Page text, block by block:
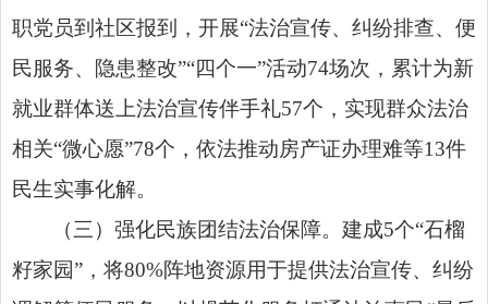
职党员到社区报到，开展“法治宣传、纠纷排查、便
民服务、隐患整改”“四个一”活动74场次，累计为新
就业群体送上法治宣传伴手礼57个，实现群众法治
相关“微心愿”78个，依法推动房产证办理难等13件
民生实事化解。
（三）强化民族团结法治保障。建成5个“石榴
籽家园”，将80%阵地资源用于提供法治宣传、纠纷